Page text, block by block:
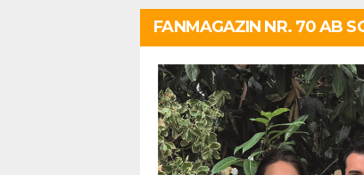
FANMAGAZIN NR. 70 AB